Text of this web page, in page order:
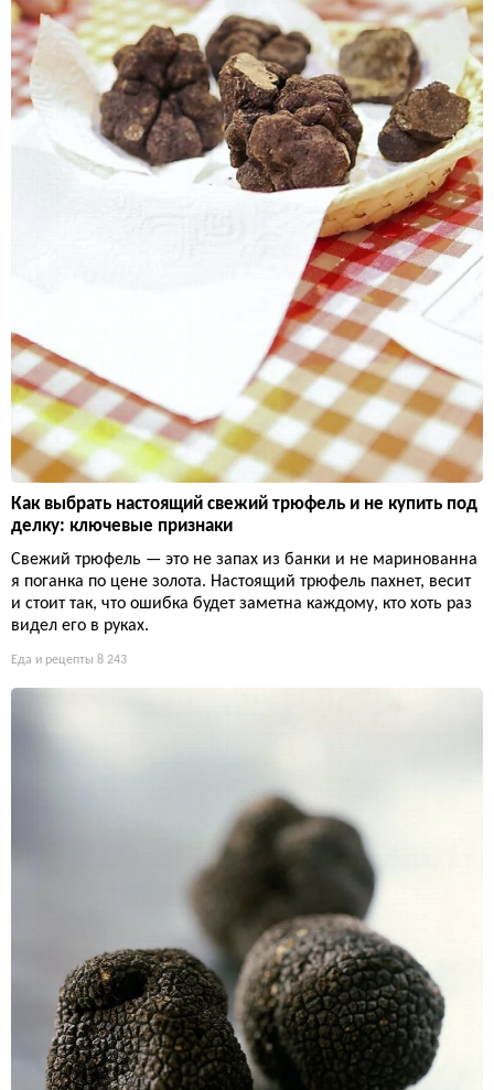
Как выбрать настоящий свежий трюфель и не купить под
делку: ключевые признаки
Свежий трюфель — это не запах из банки и не маринованна
я поганка по цене золота. Настоящий трюфель пахнет, весит
и стоит так, что ошибка будет заметна каждому, кто хоть раз
видел его в руках.
Еда и рецепты 8 243